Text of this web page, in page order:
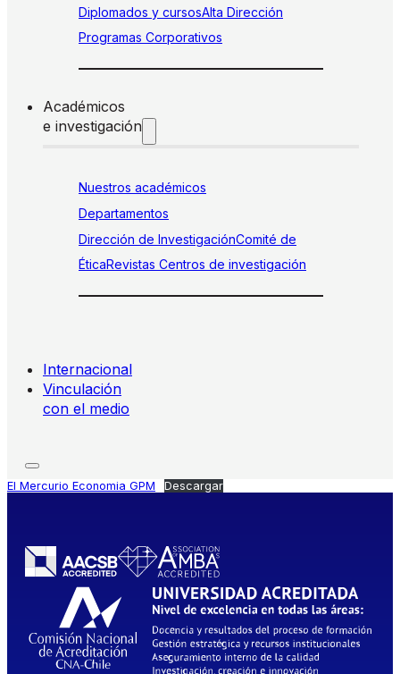
Diplomados y cursosAlta Dirección
Programas Corporativos
Académicos
e investigación
Nuestros académicos
Departamentos
Dirección de InvestigaciónComité de
ÉticaRevistas Centros de investigación
Internacional
Vinculación
con el medio
El Mercurio Economia GPM Descargar